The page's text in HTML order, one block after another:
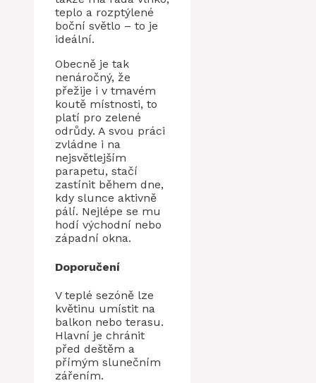
teplo a rozptýlené
boční světlo – to je
ideální.
Obecně je tak
nenáročný, že
přežije i v tmavém
koutě místnosti, to
platí pro zelené
odrůdy. A svou práci
zvládne i na
nejsvětlejším
parapetu, stačí
zastínit během dne,
kdy slunce aktivně
pálí. Nejlépe se mu
hodí východní nebo
západní okna.
Doporučení
V teplé sezóně lze
květinu umístit na
balkon nebo terasu.
Hlavní je chránit
před deštěm a
přímým slunečním
zářením.